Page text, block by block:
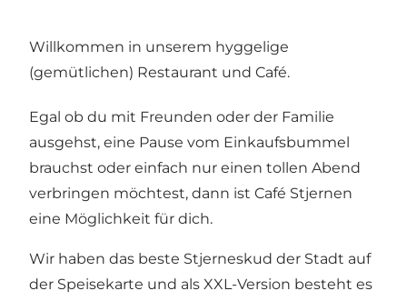
Willkommen in unserem hyggelige
(gemütlichen) Restaurant und Café.
Egal ob du mit Freunden oder der Familie
ausgehst, eine Pause vom Einkaufsbummel
brauchst oder einfach nur einen tollen Abend
verbringen möchtest, dann ist Café Stjernen
eine Möglichkeit für dich.
Wir haben das beste Stjerneskud der Stadt auf
der Speisekarte und als XXL-Version besteht es